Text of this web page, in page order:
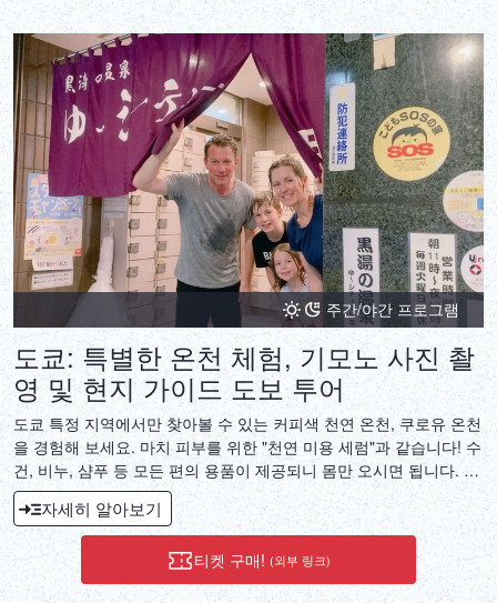
주간/야간 프로그램
도쿄: 특별한 온천 체험, 기모노 사진 촬
영 및 현지 가이드 도보 투어
도쿄 특정 지역에서만 찾아볼 수 있는 커피색 천연 온천, 쿠로유 온천
을 경험해 보세요. 마치 피부를 위한 "천연 미용 세럼"과 같습니다! 수
건, 비누, 샴푸 등 모든 편의 용품이 제공되니 몸만 오시면 됩니다. 온
천욕 후에는 전통 유카타(가벼운 기모노)로 갈아입고 레트로풍 일본
식 라운지의 다다미 위에서 멋진 사진을 찍어보세요. 고급스러운 경
험을 합리적인 가격으로 즐기실 수 있습니다. 온천과의 특별한 협력
관계 덕분에 문신이 있는 고객님도 환영합니다.
자세히 알아보기
티켓 구매! (외부 링크)